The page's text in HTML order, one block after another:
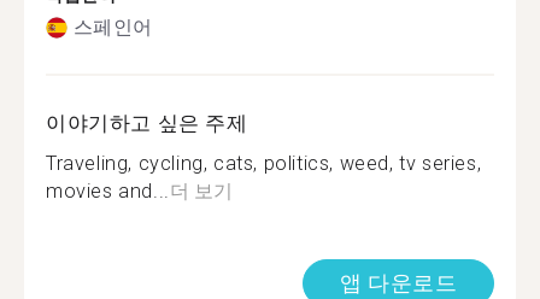
스페인어
이야기하고 싶은 주제
Traveling, cycling, cats, politics, weed, tv series,
movies and...더 보기
앱 다운로드